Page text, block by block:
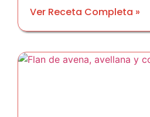
Ver Receta Completa »